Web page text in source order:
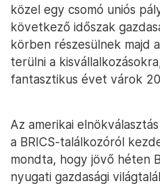
közel egy csomó uniós
következő időszak
körben részesülnek majd
terülni a
fantasztikus évet várok
Az amerikai
a BRICS-találkozóról
mondta, hogy jövő héten
nyugati gazdasági